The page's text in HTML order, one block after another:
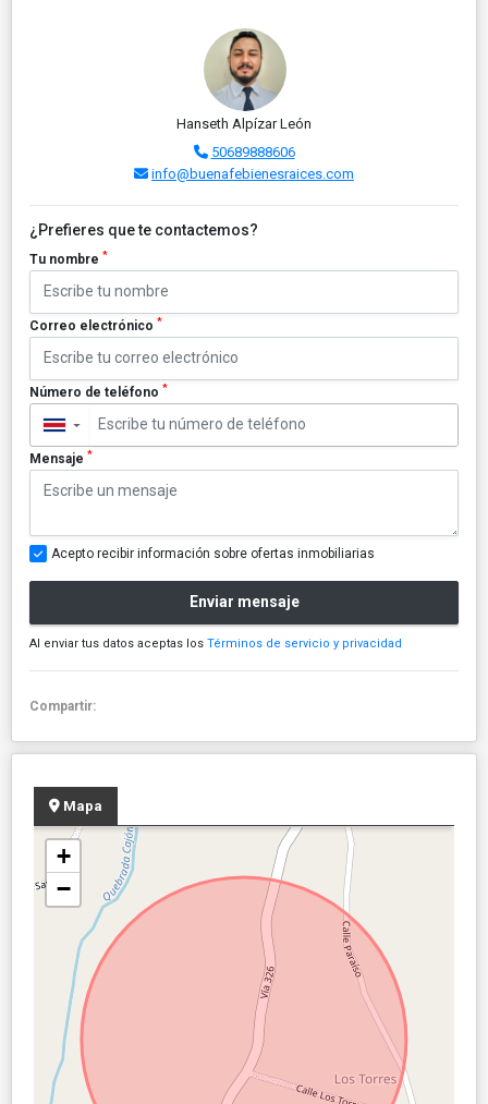
Hanseth Alpízar León
50689888606
info@buenafebienesraices.com
¿Prefieres que te contactemos?
Tu nombre *
Correo electrónico *
Número de teléfono *
▼
Mensaje *
Acepto recibir información sobre ofertas inmobiliarias
Enviar mensaje
Al enviar tus datos aceptas los Términos de servicio y privacidad
Compartir:
Mapa
+
−